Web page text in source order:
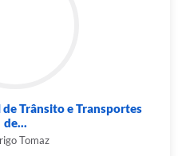
Trânsito e Transportes
de...
Tomaz